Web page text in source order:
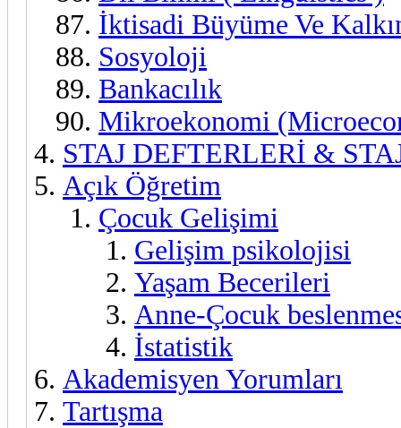
İktisadi Büyüme Ve
Sosyoloji
Bankacılık
Mikroekonomi
STAJ DEFTERLERİ &
Açık Öğretim
Çocuk Gelişimi
Gelişim psikolojisi
Yaşam Becerileri
Anne-Çocuk
İstatistik
Akademisyen Yorumları
Tartışma